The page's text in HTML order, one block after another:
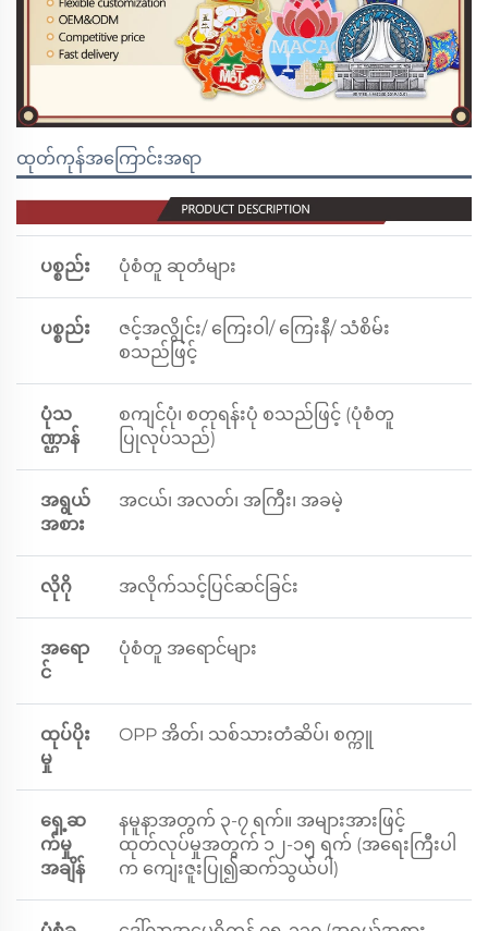
ထုတ်ကုန်အကြောင်းအရာ
ပစ္စည်း ပုံစံတူ ဆုတံများ
ပစ္စည်း
ဇင့်အလွိုင်း/ ကြေးဝါ/ ကြေးနီ/ သံစိမ်း
စသည်ဖြင့်
ပုံသ
ဏ္ဌာန်
စကျင်ပုံ၊ စတုရန်းပုံ စသည်ဖြင့် (ပုံစံတူ
ပြုလုပ်သည်)
အရွယ်
အစား
အငယ်၊ အလတ်၊ အကြီး၊ အခမဲ့
လိုဂို အလိုက်သင့်ပြင်ဆင်ခြင်း
အရော
င်
ပုံစံတူ အရောင်များ
ထုပ်ပိုး
မှု
OPP အိတ်၊ သစ်သားတံဆိပ်၊ စက္ကူ
ရှေ့ဆ
က်မှု
အချိန်
နမူနာအတွက် ၃-၇ ရက်။ အများအားဖြင့်
ထုတ်လုပ်မှုအတွက် ၁၂-၁၅ ရက် (အရေးကြီးပါ
က ကျေးဇူးပြု၍ဆက်သွယ်ပါ)